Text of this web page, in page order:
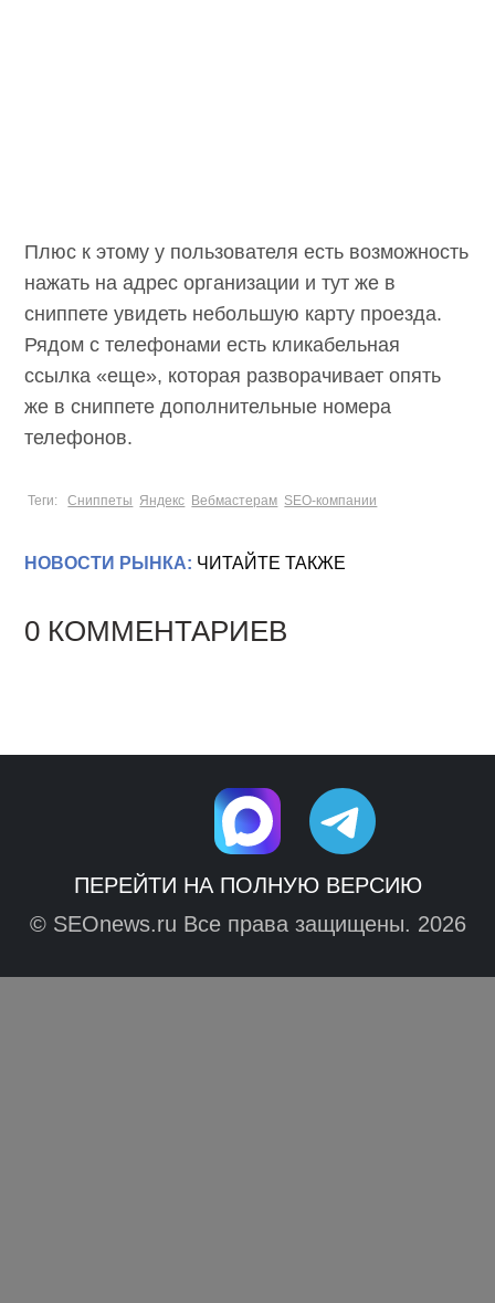
Плюс к этому у пользователя есть возможность
нажать на адрес организации и тут же в
сниппете увидеть небольшую карту проезда.
Рядом с телефонами есть кликабельная
ссылка «еще», которая разворачивает опять
же в сниппете дополнительные номера
телефонов.
Теги: Сниппеты Яндекс Вебмастерам SEO-компании
НОВОСТИ РЫНКА: ЧИТАЙТЕ ТАКЖЕ
0 КОММЕНТАРИЕВ
ПЕРЕЙТИ НА ПОЛНУЮ ВЕРСИЮ
© SEOnews.ru Все права защищены. 2026